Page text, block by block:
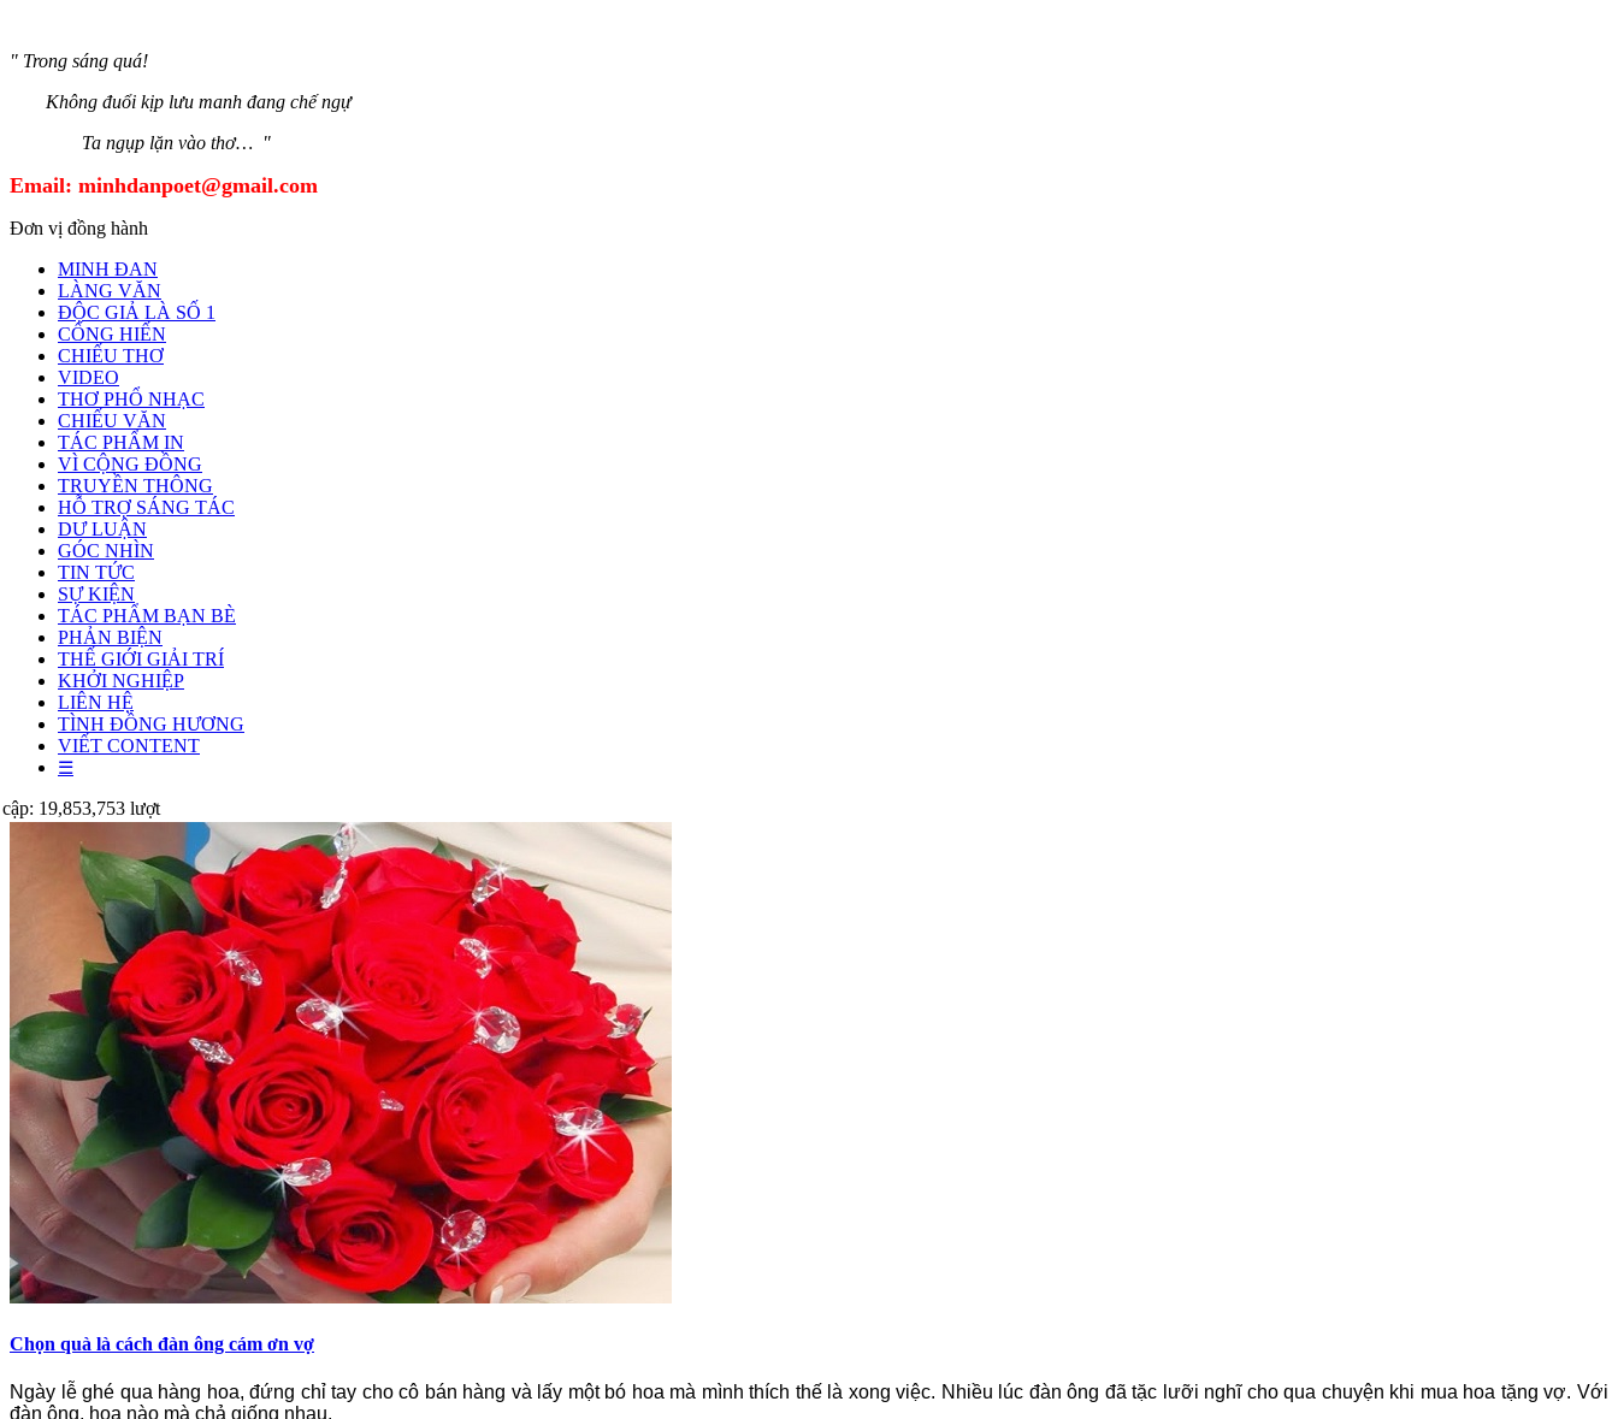
" Trong sáng quá!
Không đuổi kịp lưu manh đang chế ngự
Ta ngụp lặn vào thơ… "
Email: minhdanpoet@gmail.com
Đơn vị đồng hành
MINH ĐAN
LÀNG VĂN
ĐỘC GIẢ LÀ SỐ 1
CỐNG HIẾN
CHIẾU THƠ
VIDEO
THƠ PHỔ NHẠC
CHIẾU VĂN
TÁC PHẨM IN
VÌ CỘNG ĐỒNG
TRUYỀN THÔNG
HỖ TRỢ SÁNG TÁC
DƯ LUẬN
GÓC NHÌN
TIN TỨC
SỰ KIỆN
TÁC PHẨM BẠN BÈ
PHẢN BIỆN
THẾ GIỚI GIẢI TRÍ
KHỞI NGHIỆP
LIÊN HỆ
TÌNH ĐỒNG HƯƠNG
VIẾT CONTENT
☰
19,853,753 lượt
Chọn quà là cách đàn ông cám ơn vợ
Ngày lễ ghé qua hàng hoa, đứng chỉ tay cho cô bán hàng và lấy một bó hoa mà mình thích thế là xong việc. Nhiều lúc đàn ông đã tặc lưỡi nghĩ cho qua chuyện khi mua hoa tặng vợ. Với
đàn ông, hoa nào mà chả giống nhau.